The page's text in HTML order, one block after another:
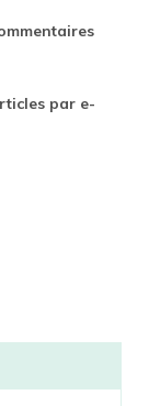
par e-